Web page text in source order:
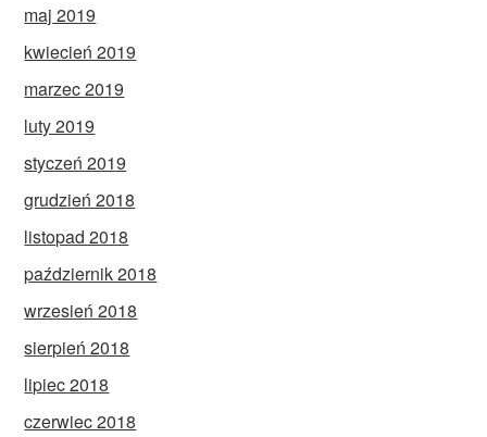
maj 2019
kwiecień 2019
marzec 2019
luty 2019
styczeń 2019
grudzień 2018
listopad 2018
październik 2018
wrzesień 2018
sierpień 2018
lipiec 2018
czerwiec 2018